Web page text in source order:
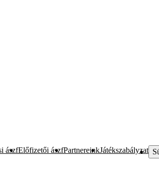
ászfElőfizetői ászfPartnereinkJátékszabályzat